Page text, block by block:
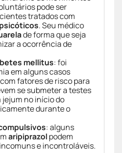
pode ser
tratados com
. Seu médico
de forma que seja
a ocorrência de
mellitus: foi
em alguns casos
fatores de risco para
se submeter a testes
jejum no início do
durante o
: alguns
aripiprazolpodem
e incontroláveis.